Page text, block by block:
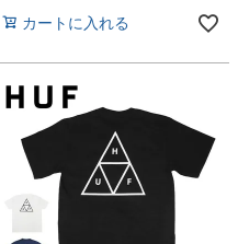
カートに入れる